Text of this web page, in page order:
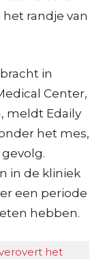
randje van
in
Center,
meldt Edaily
het mes,
in de kliniek
een periode
hebben.
het